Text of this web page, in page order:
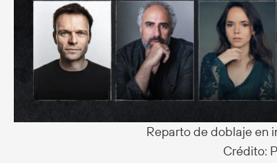
Reparto de doblaje en
Crédito: